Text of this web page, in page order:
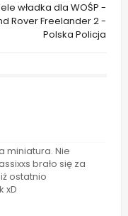
władka dla WOŚP -
Rover Freelander 2 -
Polska Policja
miniatura. Nie
brało się za
ostatnio
xD